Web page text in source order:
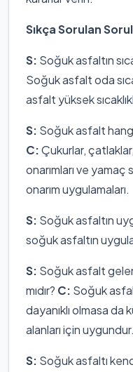
Sıkça Sorulan
S: Soğuk asfaltın
Soğuk asfalt oda
asfalt yüksek
S: Soğuk asfalt
C:Çukurlar,
onarımları ve
onarım uygulamaları.
S: Soğuk asfaltın
soğuk asfaltın
S: Soğuk asfalt
mıdır? C: Soğuk
dayanıklı olmasa da
alanları için uygundur.
S: Soğuk asfaltı